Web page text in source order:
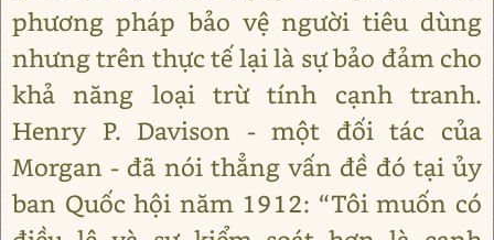
phương pháp bảo vệ người tiêu dùng
nhưng trên thực tế lại là sự bảo đảm cho
khả năng loại trừ tính cạnh tranh.
Henry P. Davison - một đối tác của
Morgan - đã nói thẳng vấn đề đó tại ủy
ban Quốc hội năm 1912: “Tôi muốn có